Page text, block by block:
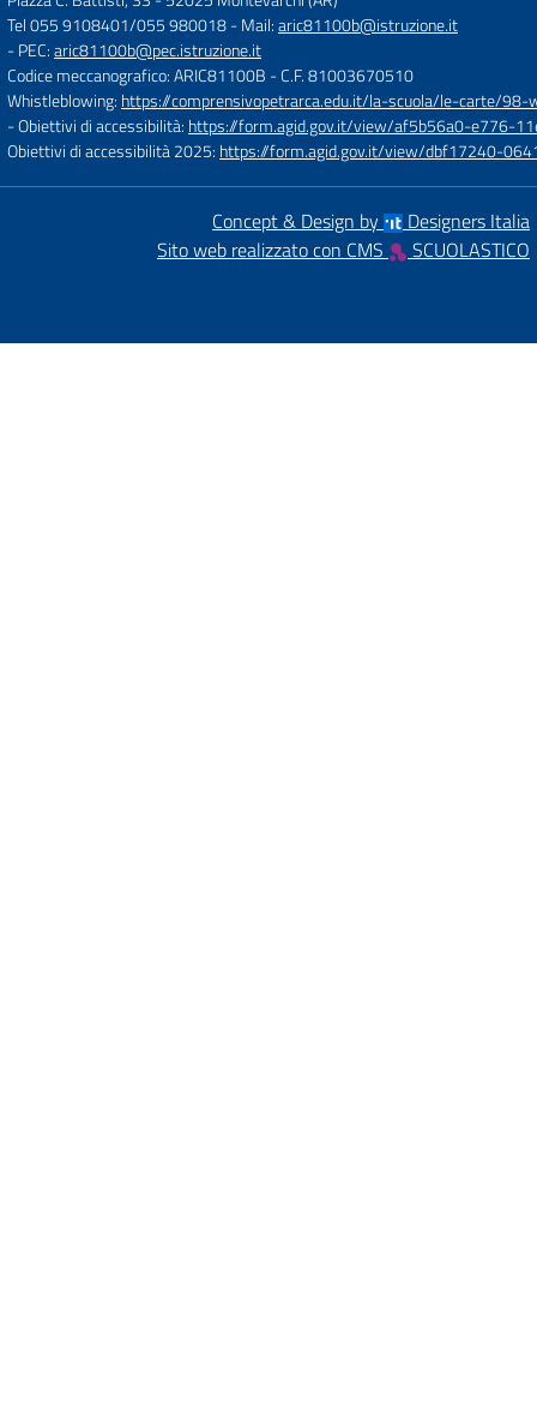
Tel 055 9108401/055 980018- Mail:aric81100b@istruzione.it
- PEC:aric81100b@pec.istruzione.it
Codice meccanografico: ARIC81100B - C.F. 81003670510
Whistleblowing: https://comprensivopetrarca.edu.it/la-scuola/le-carte/98-
- Obiettivi di accessibilità: https://form.agid.gov.it/view/af5b56a0-e776-
Obiettivi di accessibilità 2025: https://form.agid.gov.it/view/dbf17240-
Concept & Design by
Designers Italia
Sito web realizzato con CMS
SCUOLASTICO